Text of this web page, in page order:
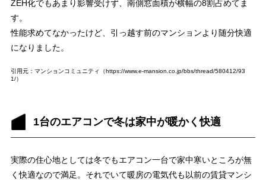
ZEH化でもあまり影響受けず、南側窓面積が横幅の8割占めてま
す。
性能求めてなかったけど、引っ越す前のマンションより随分快適
になりました。
引用元：マンションコミュニティ（https://www.e-mansion.co.jp/bbs/thread/580412/93
1/）
1台のエアコンで冬は家中が暖かく快適
実際の住心地としては冬でもエアコン一台で家中寒いところが無
く快適なので満足。それでいて暖房の電気代も以前の賃貸マンシ